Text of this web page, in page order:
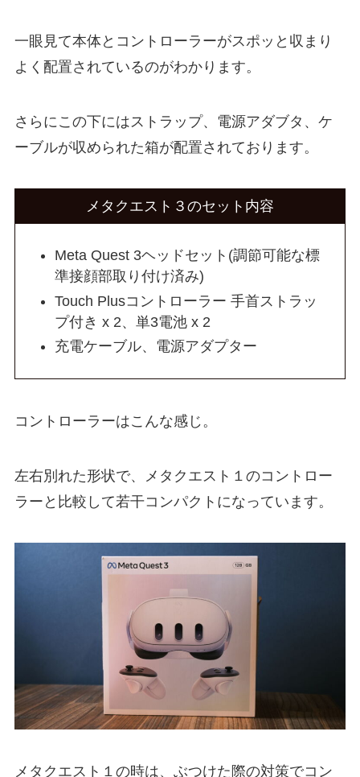
一眼見て本体とコントローラーがスポッと収まり
よく配置されているのがわかります。
さらにこの下にはストラップ、電源アダブタ、ケ
ーブルが収められた箱が配置されております。
メタクエスト３のセット内容
Meta Quest 3ヘッドセット(調節可能な標
準接顔部取り付け済み)
Touch Plusコントローラー 手首ストラッ
プ付き x 2、単3電池 x 2
充電ケーブル、電源アダプター
コントローラーはこんな感じ。
左右別れた形状で、メタクエスト１のコントロー
ラーと比較して若干コンパクトになっています。
メタクエスト１の時は、ぶつけた際の対策でコン